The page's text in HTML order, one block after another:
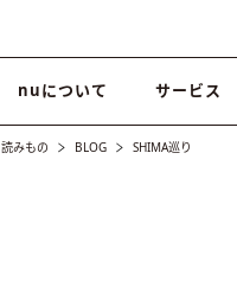
nuについて サービス
読みもの BLOG SHIMA巡り